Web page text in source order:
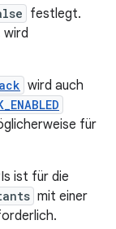
festlegt.
wird
wird auch
für
ist für die
mit einer